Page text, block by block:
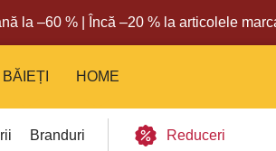
la –60 % | Încă –20 % la articolele
Branduri Reduceri
BĂIEȚI HOME